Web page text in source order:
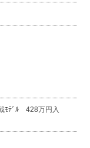
ﾓﾃﾞﾙ 428万円入